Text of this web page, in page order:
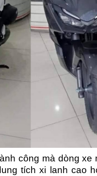
công mà dòng xe
tích xi lanh cao